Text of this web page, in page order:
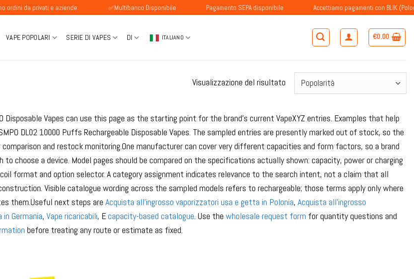
da privati e aziende. ✅Multibanco Disponibile Pagamento SEPA disponibile Accettiamo pagamenti con BLIK (Polonia)
VAPE POPOLARI SERIE DI VAPES DI ITALIANO €0.00
Visualizzazione del risultato
Disposable Vapes can use this page as the starting point for the brand’s current VapeXYZ entries. Examples that help
DL02 10000 Puffs Rechargeable Disposable Vapes. The sampled entries are presently marked out of stock, so the
and restock monitoring.One manufacturer can cover very different capacities and form factors, so a brand
to choose a device. Model pages should be compared on the specifications actually shown: capacity, power or charging
format and option selector. A category assignment indicates relevance to the search intent, not a claim that all
Visible catalogue wording across the sampled models refers to rechargeable; those terms apply only where
them.Useful next steps are Acquista all'ingrosso vaporizzatori usa e getta in Polonia, Acquista all'ingrosso
Germania, Vape ricaricabili, Ecapacity-based catalogue. Use the wholesale request form for quantity questions and
before treating any route or estimate as fixed.